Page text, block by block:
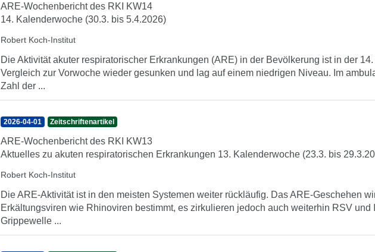
ARE-Wochenbericht des RKI KW14
14. Kalenderwoche (30.3. bis 5.4.2026)
Robert Koch-Institut
Die Aktivität akuter respiratorischer Erkrankungen (ARE) in der Bevölkerung ist in der
Vergleich zur Vorwoche wieder gesunken und lag auf einem niedrigen Niveau. Im
Zahl der ...
2026-04-01 Zeitschriftenartikel
ARE-Wochenbericht des RKI KW13
Aktuelles zu akuten respiratorischen Erkrankungen 13. Kalenderwoche (23.3. bis
Robert Koch-Institut
Die ARE-Aktivität ist in den meisten Systemen weiter rückläufig. Das ARE-Geschehen
Erkältungsviren wie Rhinoviren bestimmt, es zirkulieren jedoch auch weiterhin RSV und
Grippewelle ...